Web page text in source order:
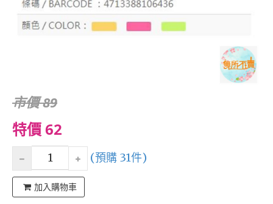
市價 89
特價 62
(預購 31件)
加入購物車